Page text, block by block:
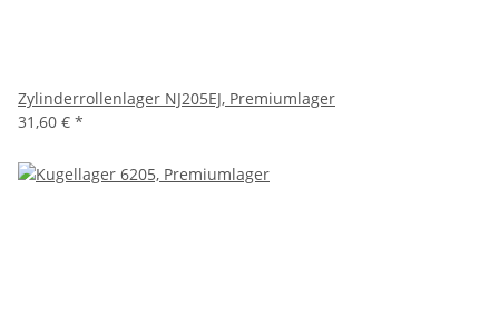
Zylinderrollenlager NJ205EJ, Premiumlager
31,60 € *